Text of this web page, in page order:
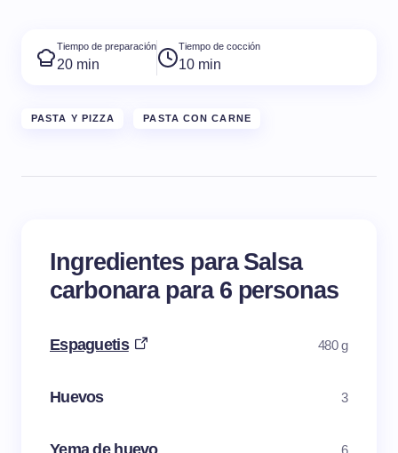
Tiempo de preparación
20 min
Tiempo de cocción
10 min
PASTA Y PIZZA PASTA CON CARNE
Ingredientes para Salsa
carbonara para 6 personas
Espaguetis 480 g
Huevos 3
6